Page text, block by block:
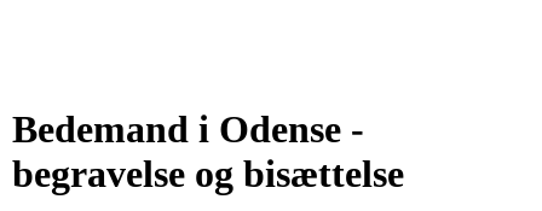
Bedemand i Odense -
begravelse og bisættelse